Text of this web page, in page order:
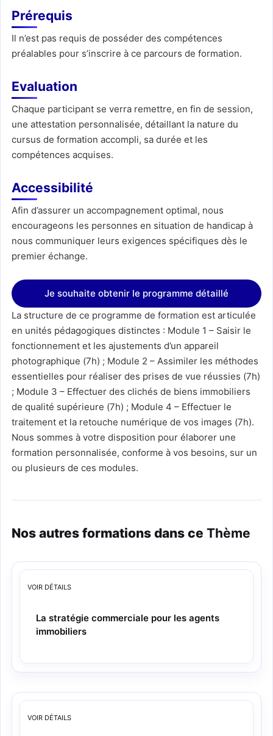
Prérequis
Il n’est pas requis de posséder des compétences
préalables pour s’inscrire à ce parcours de formation.
Evaluation
Chaque participant se verra remettre, en fin de session,
une attestation personnalisée, détaillant la nature du
cursus de formation accompli, sa durée et les
compétences acquises.
Accessibilité
Afin d’assurer un accompagnement optimal, nous
encourageons les personnes en situation de handicap à
nous communiquer leurs exigences spécifiques dès le
premier échange.
La structure de ce programme de formation est articulée
en unités pédagogiques distinctes : Module 1 – Saisir le
fonctionnement et les ajustements d’un appareil
photographique (7h) ; Module 2 – Assimiler les méthodes
essentielles pour réaliser des prises de vue réussies (7h)
; Module 3 – Effectuer des clichés de biens immobiliers
de qualité supérieure (7h) ; Module 4 – Effectuer le
traitement et la retouche numérique de vos images (7h).
Nous sommes à votre disposition pour élaborer une
formation personnalisée, conforme à vos besoins, sur un
ou plusieurs de ces modules.
Nos autres formations dans ce Thème
VOIR DÉTAILS
La stratégie commerciale pour les agents
immobiliers
VOIR DÉTAILS